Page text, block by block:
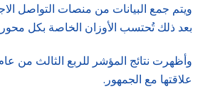
ويتم جمع البيانات من منصات التواصل
بعد ذلك تُحتسب الأوزان الخاصة بكل محور
علاقتها مع الجمهور.